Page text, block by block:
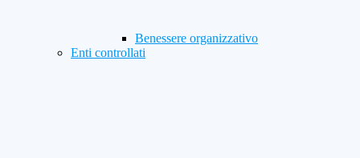
Benessere organizzativo
Enti controllati